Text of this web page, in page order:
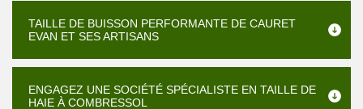
TAILLE DE BUISSON PERFORMANTE DE CAURET
EVAN ET SES ARTISANS
ENGAGEZ UNE SOCIÉTÉ SPÉCIALISTE EN TAILLE DE
HAIE À COMBRESSOL